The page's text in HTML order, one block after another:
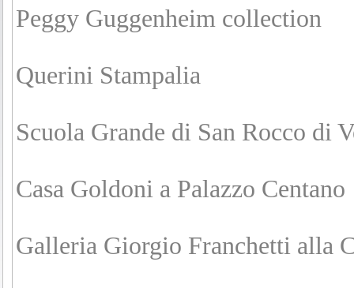
Peggy Guggenheim collection
Querini Stampalia
Scuola Grande di San Rocco di
Casa Goldoni a Palazzo Centano
Galleria Giorgio Franchetti alla